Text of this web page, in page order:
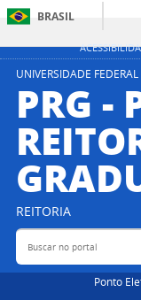
BRASIL
UNIVERSIDADE
PRG -
REITORIA
Buscar no portal
Ponto